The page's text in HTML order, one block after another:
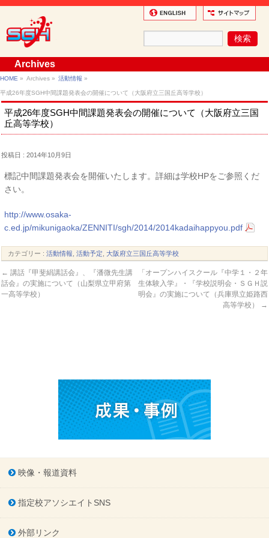
Archives
HOME » Archives » 活動情報 »
平成26年度SGH中間課題発表会の開催について（大阪府立三国丘高等学校）
平成26年度SGH中間課題発表会の開催について（大阪府立三国
丘高等学校）
投稿日 : 2014年10月9日
標記中間課題発表会を開催いたします。詳細は学校HPをご参照くだ
さい。
http://www.osaka-
c.ed.jp/mikunigaoka/ZENNITI/sgh/2014/2014kadaihappyou.pdf
カテゴリー :活動情報 ,活動予定 ,大阪府立三国丘高等学校
← 講話『甲斐絹講話会』、『潘微先生講
話会』の実施について（山梨県立甲府第
一高等学校）
「オープンハイスクール『中学１・２年
生体験入学』・『学校説明会・ＳＧＨ説
明会』の実施について（兵庫県立姫路西
高等学校）
→
映像・報道資料
指定校アソシエイトSNS
外部リンク